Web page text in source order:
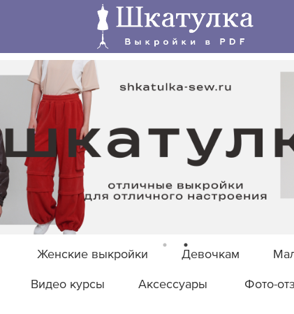
Женские выкройки Девочкам
Видео курсы Аксессуары Фото-